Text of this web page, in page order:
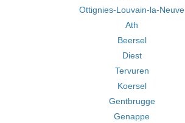
Ottignies-Louvain-la-Neuve
Ath
Beersel
Diest
Tervuren
Koersel
Gentbrugge
Genappe